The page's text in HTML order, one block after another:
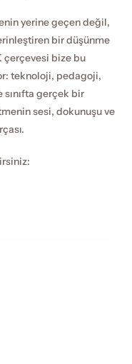
yerine geçen değil,
bir düşünme
çerçevesi bize bu
teknoloji, pedagoji,
gerçek bir
sesi, dokunuşu ve